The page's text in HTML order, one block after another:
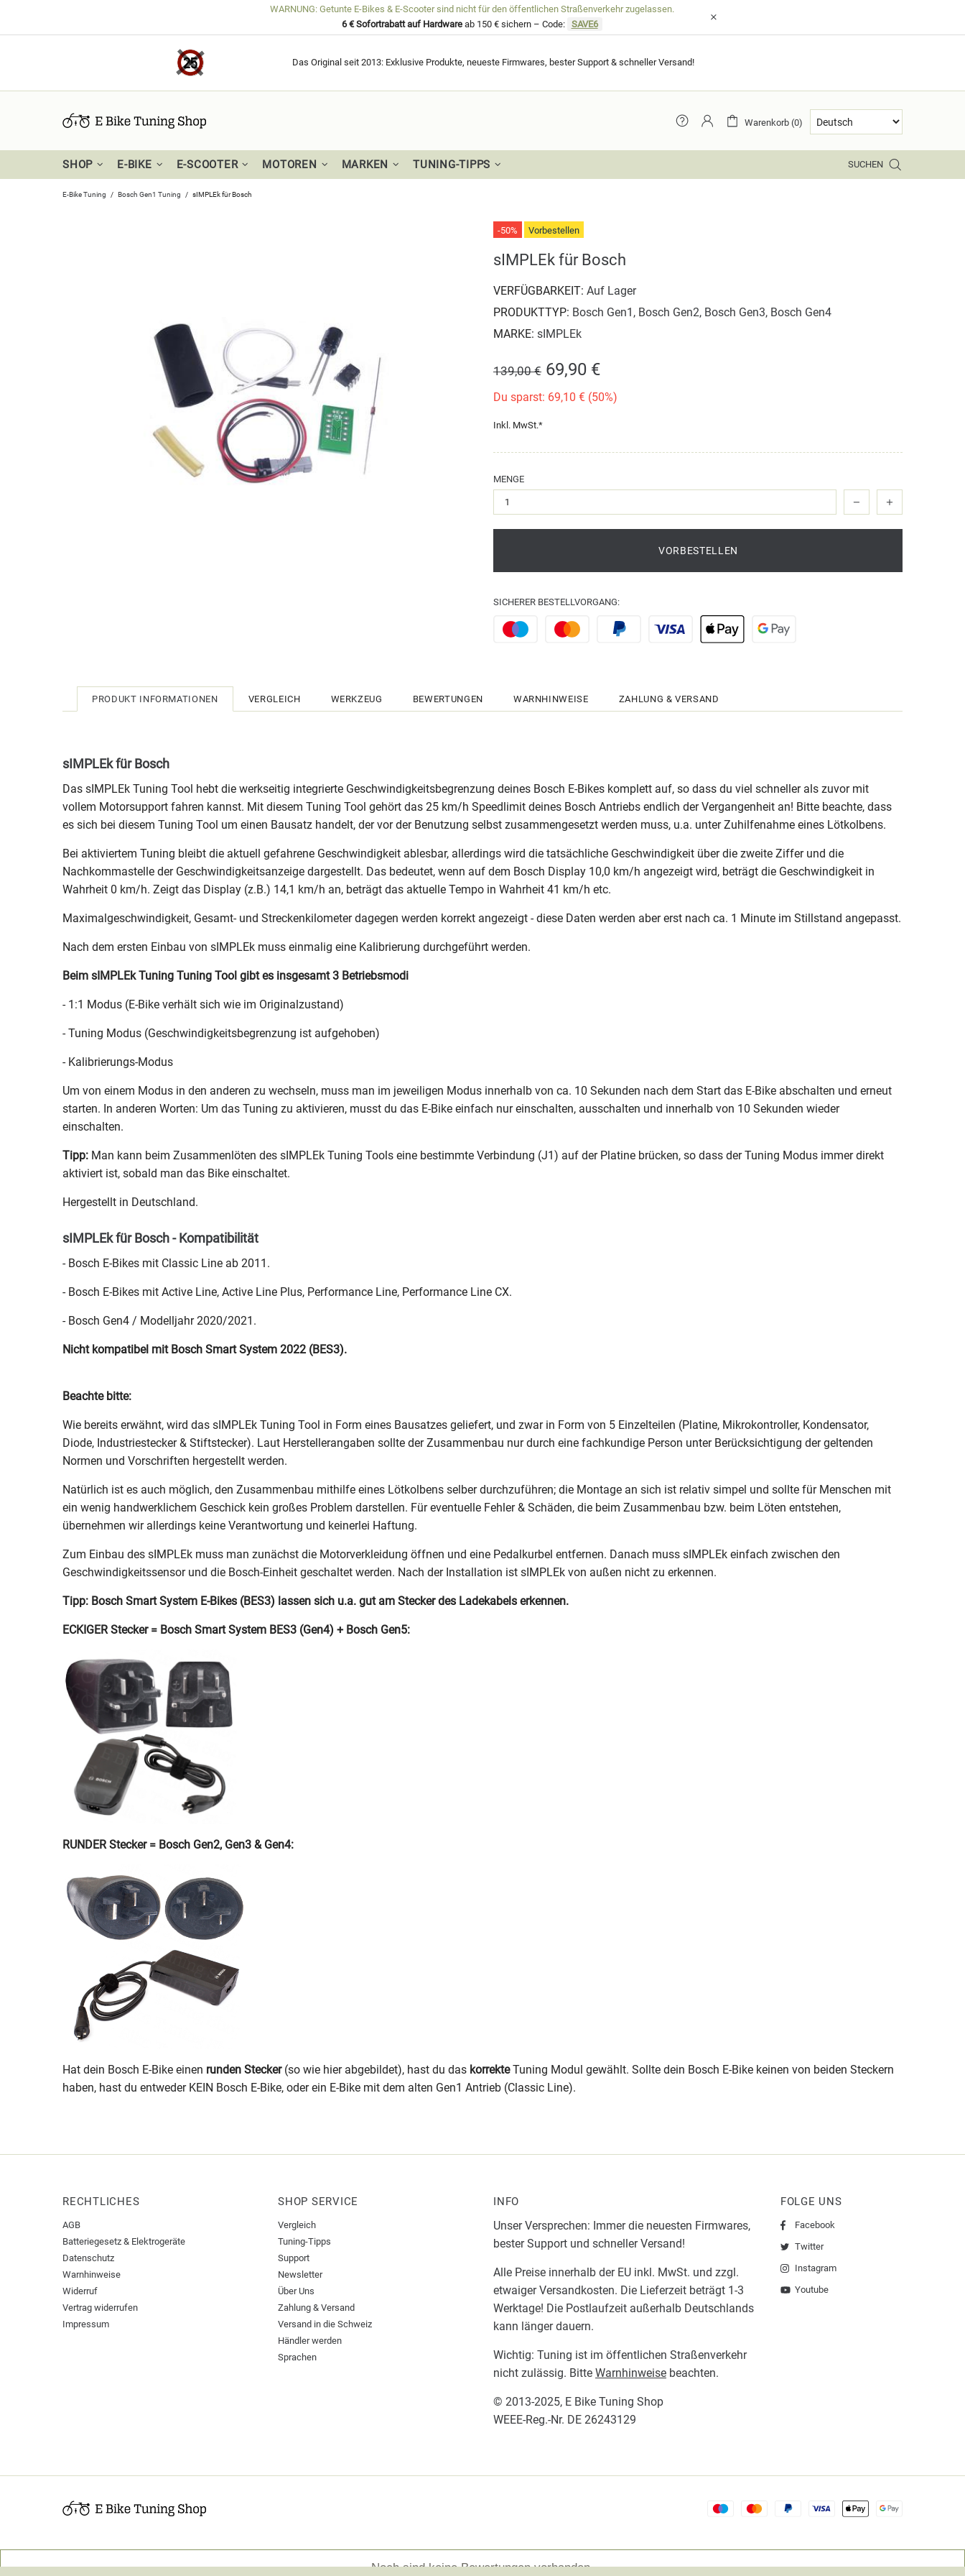
WARNUNG: Getunte E-Bikes & E-Scooter sind nicht für den öffentlichen Straßenverkehr zugelassen.
6 € Sofortrabatt auf Hardwareab 150 € sichern – Code: SAVE6
Das Original seit 2013: Exklusive Produkte, neueste Firmwares, bester Support & schneller Versand!
Warenkorb (0)
SHOP E-BIKE E-SCOOTER MOTOREN MARKEN TUNING-TIPPS SUCHEN
E-Bike Tuning Bosch Gen1 Tuning sIMPLEk für Bosch
-50% Vorbestellen
sIMPLEk für Bosch
VERFÜGBARKEIT: Auf Lager
PRODUKTTYP: Bosch Gen1, Bosch Gen2, Bosch Gen3, Bosch Gen4
MARKE: sIMPLEk
139,00 € 69,90 €
Du sparst: 69,10 € (50%)
Inkl. MwSt.*
MENGE
VORBESTELLEN
SICHERER BESTELLVORGANG:
PRODUKT INFORMATIONEN VERGLEICH WERKZEUG BEWERTUNGEN WARNHINWEISE ZAHLUNG & VERSAND
sIMPLEk für Bosch
Das sIMPLEk Tuning Tool hebt die werkseitig integrierte Geschwindigkeitsbegrenzung deines Bosch E-Bikes komplett auf, so dass du viel schneller als zuvor mit
vollem Motorsupport fahren kannst. Mit diesem Tuning Tool gehört das 25 km/h Speedlimit deines Bosch Antriebs endlich der Vergangenheit an! Bitte beachte, dass
es sich bei diesem Tuning Tool um einen Bausatz handelt, der vor der Benutzung selbst zusammengesetzt werden muss, u.a. unter Zuhilfenahme eines Lötkolbens.
Bei aktiviertem Tuning bleibt die aktuell gefahrene Geschwindigkeit ablesbar, allerdings wird die tatsächliche Geschwindigkeit über die zweite Ziffer und die
Nachkommastelle der Geschwindigkeitsanzeige dargestellt. Das bedeutet, wenn auf dem Bosch Display 10,0 km/h angezeigt wird, beträgt die Geschwindigkeit in
Wahrheit 0 km/h. Zeigt das Display (z.B.) 14,1 km/h an, beträgt das aktuelle Tempo in Wahrheit 41 km/h etc.
Maximalgeschwindigkeit, Gesamt- und Streckenkilometer dagegen werden korrekt angezeigt - diese Daten werden aber erst nach ca. 1 Minute im Stillstand angepasst.
Nach dem ersten Einbau von sIMPLEk muss einmalig eine Kalibrierung durchgeführt werden.
Beim sIMPLEk Tuning Tuning Tool gibt es insgesamt 3 Betriebsmodi
- 1:1 Modus (E-Bike verhält sich wie im Originalzustand)
- Tuning Modus (Geschwindigkeitsbegrenzung ist aufgehoben)
- Kalibrierungs-Modus
Um von einem Modus in den anderen zu wechseln, muss man im jeweiligen Modus innerhalb von ca. 10 Sekunden nach dem Start das E-Bike abschalten und erneut
starten. In anderen Worten: Um das Tuning zu aktivieren, musst du das E-Bike einfach nur einschalten, ausschalten und innerhalb von 10 Sekunden wieder
einschalten.
Tipp: Man kann beim Zusammenlöten des sIMPLEk Tuning Tools eine bestimmte Verbindung (J1) auf der Platine brücken, so dass der Tuning Modus immer direkt
aktiviert ist, sobald man das Bike einschaltet.
Hergestellt in Deutschland.
sIMPLEk für Bosch - Kompatibilität
- Bosch E-Bikes mit Classic Line ab 2011.
- Bosch E-Bikes mit Active Line, Active Line Plus, Performance Line, Performance Line CX.
- Bosch Gen4 / Modelljahr 2020/2021.
Nicht kompatibel mit Bosch Smart System 2022 (BES3).
Beachte bitte:
Wie bereits erwähnt, wird das sIMPLEk Tuning Tool in Form eines Bausatzes geliefert, und zwar in Form von 5 Einzelteilen (Platine, Mikrokontroller, Kondensator,
Diode, Industriestecker & Stiftstecker). Laut Herstellerangaben sollte der Zusammenbau nur durch eine fachkundige Person unter Berücksichtigung der geltenden
Normen und Vorschriften hergestellt werden.
Natürlich ist es auch möglich, den Zusammenbau mithilfe eines Lötkolbens selber durchzuführen; die Montage an sich ist relativ simpel und sollte für Menschen mit
ein wenig handwerklichem Geschick kein großes Problem darstellen. Für eventuelle Fehler & Schäden, die beim Zusammenbau bzw. beim Löten entstehen,
übernehmen wir allerdings keine Verantwortung und keinerlei Haftung.
Zum Einbau des sIMPLEk muss man zunächst die Motorverkleidung öffnen und eine Pedalkurbel entfernen. Danach muss sIMPLEk einfach zwischen den
Geschwindigkeitssensor und die Bosch-Einheit geschaltet werden. Nach der Installation ist sIMPLEk von außen nicht zu erkennen.
Tipp: Bosch Smart System E-Bikes (BES3) lassen sich u.a. gut am Stecker des Ladekabels erkennen.
ECKIGER Stecker = Bosch Smart System BES3 (Gen4) + Bosch Gen5:
RUNDER Stecker = Bosch Gen2, Gen3 & Gen4:
Hat dein Bosch E-Bike einen runden Stecker(so wie hier abgebildet), hast du das korrekteTuning Modul gewählt. Sollte dein Bosch E-Bike keinen von beiden Steckern
haben, hast du entweder KEIN Bosch E-Bike, oder ein E-Bike mit dem alten Gen1 Antrieb (Classic Line).
RECHTLICHES
AGB
Batteriegesetz & Elektrogeräte
Datenschutz
Warnhinweise
Widerruf
Vertrag widerrufen
Impressum
SHOP SERVICE
Vergleich
Tuning-Tipps
Support
Newsletter
Über Uns
Zahlung & Versand
Versand in die Schweiz
Händler werden
Sprachen
INFO
Unser Versprechen: Immer die neuesten Firmwares,
bester Support und schneller Versand!
Alle Preise innerhalb der EU inkl. MwSt. und zzgl.
etwaiger Versandkosten. Die Lieferzeit beträgt 1-3
Werktage! Die Postlaufzeit außerhalb Deutschlands
kann länger dauern.
Wichtig: Tuning ist im öffentlichen Straßenverkehr
nicht zulässig. Bitte Warnhinweise beachten.
© 2013-2025, E Bike Tuning Shop
WEEE-Reg.-Nr. DE 26243129
FOLGE UNS
Facebook
Twitter
Instagram
Youtube
Noch sind keine Bewertungen vorhanden.